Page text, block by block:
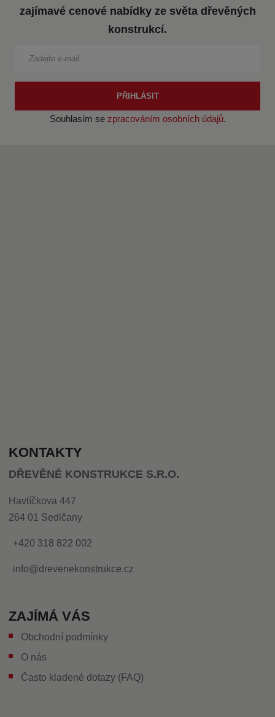
zajímavé cenové nabídky ze světa dřevěných
konstrukcí.
PŘIHLÁSIT
Souhlasím se zpracováním osobních údajů.
KONTAKTY
DŘEVĚNÉ KONSTRUKCE S.R.O.
Havlíčkova 447
264 01 Sedlčany
+420 318 822 002
info@drevenekonstrukce.cz
ZAJÍMÁ VÁS
Obchodní podmínky
O nás
Často kladené dotazy (FAQ)